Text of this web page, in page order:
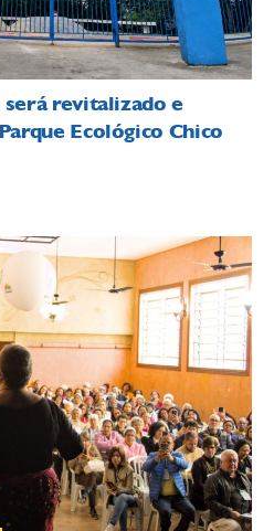
será revitalizado e
Ecológico Chico